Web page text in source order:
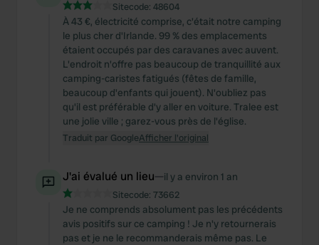
Sitecode: 48604
À 43 €, électricité comprise, c'était notre camping
le plus cher d'Irlande. 99 % des emplacements
étaient occupés par des caravanes avec auvent.
L'endroit n'offre pas beaucoup de tranquillité aux
camping-caristes fatigués (fêtes de famille,
beaucoup d'enfants qui jouent). N'oubliez pas
qu'il est préférable d'y aller en voiture. Tralee est
une jolie ville ; garez-vous près de l'église.
Traduit par GoogleAfficher l'original
J'ai évalué un lieu—il y a environ 1 an
Sitecode: 73662
Je ne comprends absolument pas les précédents
avis positifs sur ce camping ! Je n'y retournerais
pas et je ne le recommanderais même pas. Le